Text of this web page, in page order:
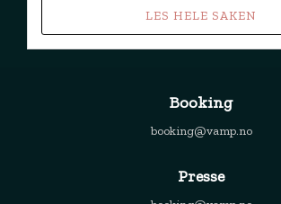
LES HELE SAKEN
Booking
booking@vamp.no
Presse